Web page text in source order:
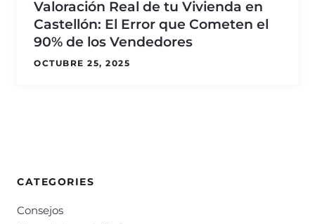
Valoración Real de tu Vivienda en
Castellón: El Error que Cometen el
90% de los Vendedores
OCTUBRE 25, 2025
CATEGORIES
Consejos